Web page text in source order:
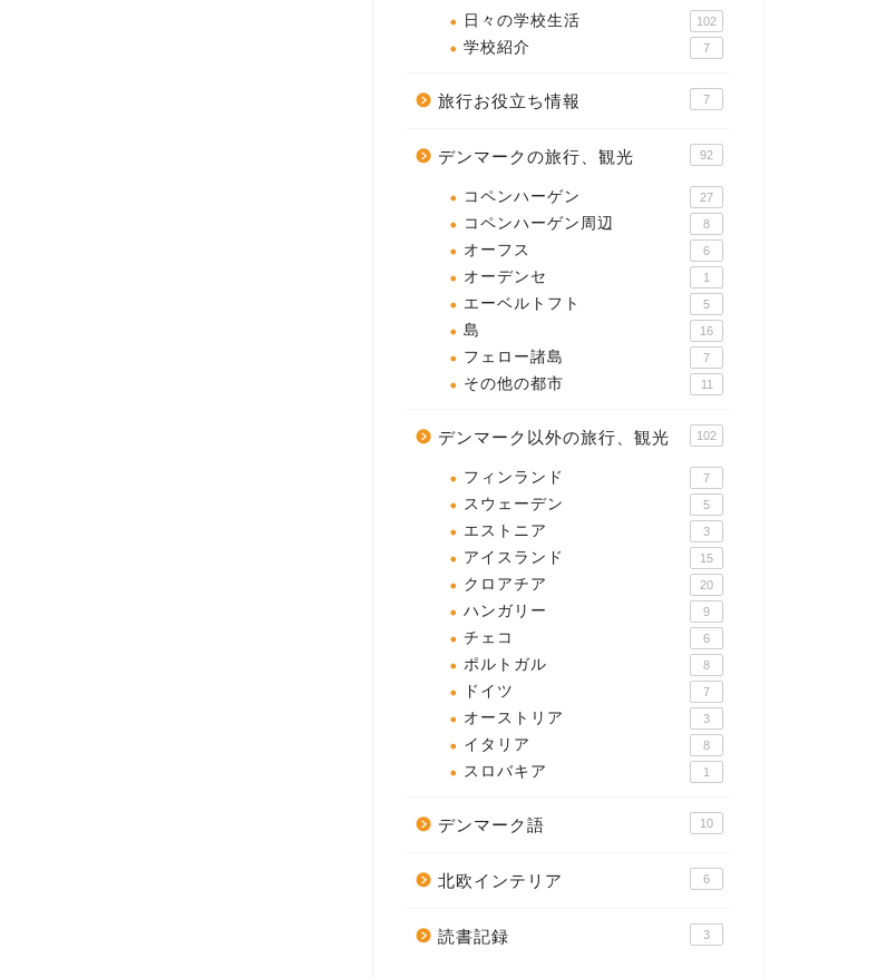
日々の学校生活 102
学校紹介 7
旅行お役立ち情報 7
デンマークの旅行、観光 92
コペンハーゲン 27
コペンハーゲン周辺 8
オーフス 6
オーデンセ 1
エーベルトフト 5
島 16
フェロー諸島 7
その他の都市 11
デンマーク以外の旅行、観光 102
フィンランド 7
スウェーデン 5
エストニア 3
アイスランド 15
クロアチア 20
ハンガリー 9
チェコ 6
ポルトガル 8
ドイツ 7
オーストリア 3
イタリア 8
スロバキア 1
デンマーク語 10
北欧インテリア 6
読書記録 3